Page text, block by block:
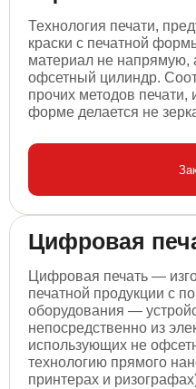
Технология печати,
краски с печатной
материал не напрямую,
офсетный цилиндр.
прочих методов печати,
форме делается не
Цифровая
Цифровая печать —
печатной продукции с
оборудования —
непосредственно из
использующих не
технологию прямого
принтерах и